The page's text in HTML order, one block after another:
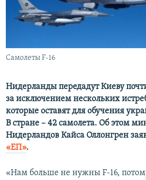
ПОБЕДИТЕЛЕЙ НЕ СУДЯТ?
КРЫМ.НЕПОКОРЕННЫЙ
УКРАИНСКАЯ ПРОБЛЕМА КРЫМА
ПРИСОЕДИНЯЙТЕСЬ!
Самолеты F-16
Нидерланды передадут Киеву
за исключением нескольких
которые оставят для обучения
В стране – 42 самолета. Об этом
Нидерландов Кайса Оллонгрен
«ЕП».
«Нам больше не нужны F-16,